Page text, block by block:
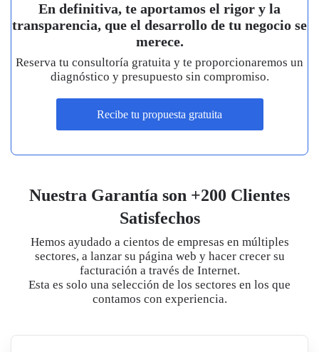
En definitiva, te aportamos el rigor y la
transparencia, que el desarrollo de tu negocio se
merece.
Reserva tu consultoría gratuita y te proporcionaremos un
diagnóstico y presupuesto sin compromiso.
Recibe tu propuesta gratuita
Nuestra Garantía son +200 Clientes
Satisfechos
Hemos ayudado a cientos de empresas en múltiples
sectores, a lanzar su página web y hacer crecer su
facturación a través de Internet.
Esta es solo una selección de los sectores en los que
contamos con experiencia.